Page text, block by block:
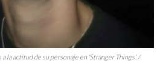
a la actitud de su personaje en ‘Stranger Things’. /